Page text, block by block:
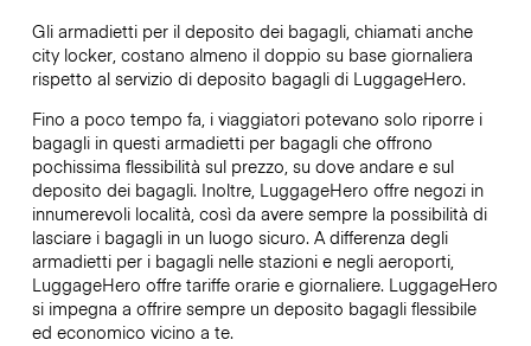
Gli armadietti per il deposito dei bagagli, chiamati anche
city locker, costano almeno il doppio su base giornaliera
rispetto al servizio di deposito bagagli di LuggageHero.
Fino a poco tempo fa, i viaggiatori potevano solo riporre i
bagagli in questi armadietti per bagagli che offrono
pochissima flessibilità sul prezzo, su dove andare e sul
deposito dei bagagli. Inoltre, LuggageHero offre negozi in
innumerevoli località, così da avere sempre la possibilità di
lasciare i bagagli in un luogo sicuro. A differenza degli
armadietti per i bagagli nelle stazioni e negli aeroporti,
LuggageHero offre tariffe orarie e giornaliere. LuggageHero
si impegna a offrire sempre un deposito bagagli flessibile
ed economico vicino a te.